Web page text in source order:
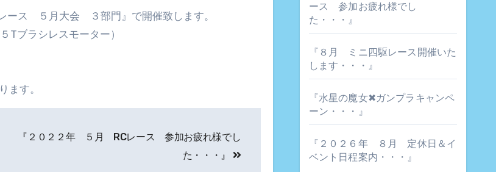
ース ５月大会 ３部門』で開催致します。
Tブラシレスモーター）
ます。
『２０２２年 ５月 RCレース 参加お疲れ様でし
た・・・』
ース 参加お疲れ様でし
た・・・』
『８月 ミニ四駆レース開催いた
します・・・』
『水星の魔女✖ガンプラキャンペ
ーン・・・』
『２０２６年 ８月 定休日＆イ
ベント日程案内・・・』